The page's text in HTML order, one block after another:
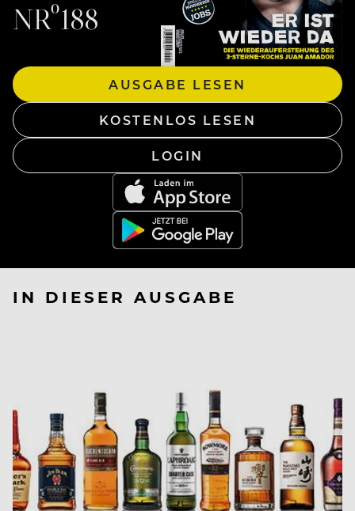
NRº188
AUSGABE LESEN
KOSTENLOS LESEN
LOGIN
IN DIESER AUSGABE